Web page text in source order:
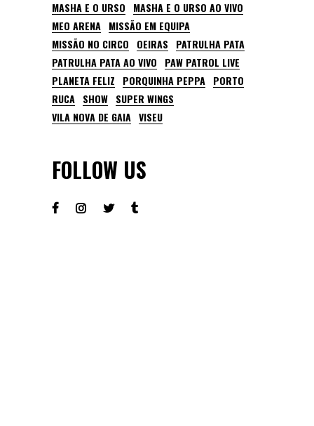
MASHA E O URSO
MASHA E O URSO AO VIVO
MEO ARENA MISSÃO EM EQUIPA
MISSÃO NO CIRCO
OEIRAS
PATRULHA PATA
PATRULHA PATA AO VIVO
PAW PATROL LIVE
PLANETA FELIZ
PORQUINHA PEPPA PORTO
RUCA SHOW SUPER WINGS
VILA NOVA DE GAIA VISEU
FOLLOW US